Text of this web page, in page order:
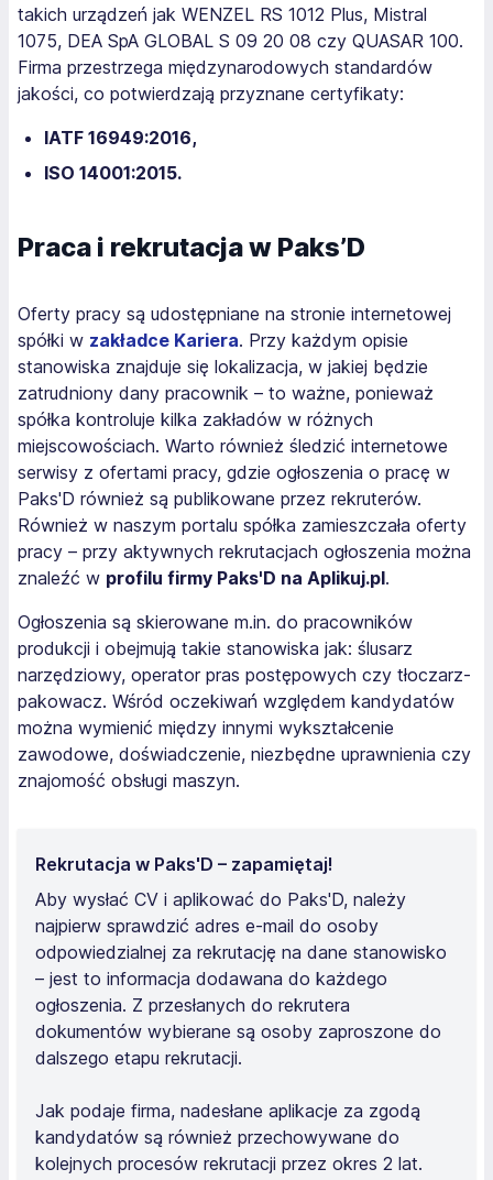
takich urządzeń jak WENZEL RS 1012 Plus, Mistral
1075, DEA SpA GLOBAL S 09 20 08 czy QUASAR 100.
Firma przestrzega międzynarodowych standardów
jakości, co potwierdzają przyznane certyfikaty:
IATF 16949:2016,
ISO 14001:2015.
Praca i rekrutacja w Paks’D
Oferty pracy są udostępniane na stronie internetowej
spółki w zakładce Kariera. Przy każdym opisie
stanowiska znajduje się lokalizacja, w jakiej będzie
zatrudniony dany pracownik – to ważne, ponieważ
spółka kontroluje kilka zakładów w różnych
miejscowościach. Warto również śledzić internetowe
serwisy z ofertami pracy, gdzie ogłoszenia o pracę w
Paks'D również są publikowane przez rekruterów.
Również w naszym portalu spółka zamieszczała oferty
pracy – przy aktywnych rekrutacjach ogłoszenia można
znaleźć w profilu firmy Paks'D na Aplikuj.pl.
Ogłoszenia są skierowane m.in. do pracowników
produkcji i obejmują takie stanowiska jak: ślusarz
narzędziowy, operator pras postępowych czy tłoczarz-
pakowacz. Wśród oczekiwań względem kandydatów
można wymienić między innymi wykształcenie
zawodowe, doświadczenie, niezbędne uprawnienia czy
znajomość obsługi maszyn.
Rekrutacja w Paks'D – zapamiętaj!
Aby wysłać CV i aplikować do Paks'D, należy
najpierw sprawdzić adres e-mail do osoby
odpowiedzialnej za rekrutację na dane stanowisko
– jest to informacja dodawana do każdego
ogłoszenia. Z przesłanych do rekrutera
dokumentów wybierane są osoby zaproszone do
dalszego etapu rekrutacji.
Jak podaje firma, nadesłane aplikacje za zgodą
kandydatów są również przechowywane do
kolejnych procesów rekrutacji przez okres 2 lat.